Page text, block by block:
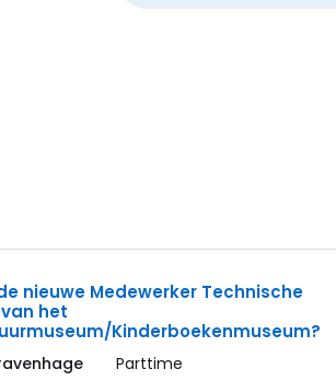
nieuwe Medewerker Technische
het
Kinderboekenmuseum?
Parttime